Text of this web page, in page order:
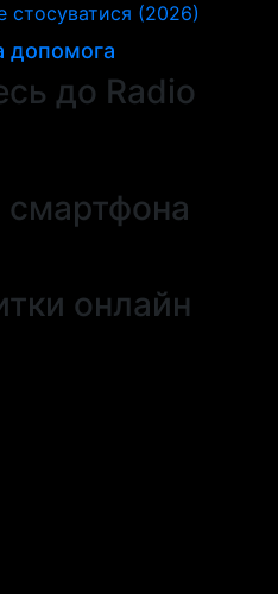
(2026)
допомога
до Radio
смартфона
онлайн